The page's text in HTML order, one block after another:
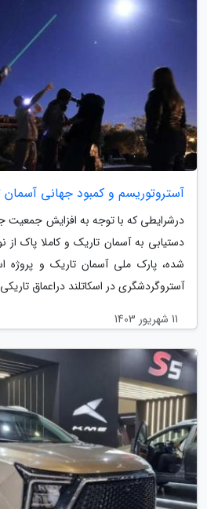
آستروتوریسم و کمبود جهانی آسمان
درشرایطی که با توجه به افزایش جمعیت
دستیابی به آسمان تاریک و کاملا پاک
شده، پارک ملی آسمان تاریک و پروژه
آستروگردشگری در اسکاتلند دراعماق
11 شهریور 1403